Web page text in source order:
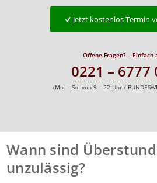
Jetzt kostenlos Termin
Offene Fragen? – Einfach
0221 – 6777
(Mo. – So. von 9 – 22 Uhr /
Wann sind
unzulässig?